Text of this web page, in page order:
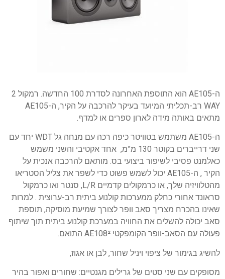
ה-AE105 הוא התוספת האחרונה לסדרת 100 החדשה. רמקול 2
WAY רב-תכליתי המיועד בעיקר להרכבה על הקיר, ה-AE105
מתאים באותה מידה לארון ספרים או למדף.
ה-AE105 משתמש בטוויטר כיפה רכה עם מנחה גל WDT יחד עם
שני דרייברים בקוטר 130 מ”מ, אחד אקטיבי והשני משמש
כאלמנט פסיבי לשיפור ביצועי בס. מותאם להרכבה אנכית על
הקיר , ה-AE105 יכול לשמש פשוט כדי לשפר את צליל הסטריאו
מהטלוויזיה שלך, או כרמקולים קדמיים L/R, סנטר ואו כרמקול
סראונד אחורי כחלק ממערכות קולנוע ביתית רב-ערוצית . למרות
שאינו בהכרח מצריך סאב וופר לצורך שמיעת מוסיקה, תוספת
סאב יכולה להשלים את החוויה במערכת קולנוע ביתית תוך שיתוף
פעולה עם הסאב-וופר הקומפקטי AE108² התואם.
להשיג בגימור של ציפוי ויניל שחור, לבן או אגוז,
מסופקים עם שני סטים של גרילים מגנטיים: שחורים ואפור בהיר